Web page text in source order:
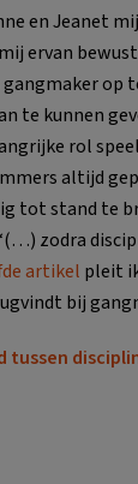
en Jeanet
ervan
op
te kunnen
rol
altijd
tot stand te
zodra
artikel pleit
bij
tussen